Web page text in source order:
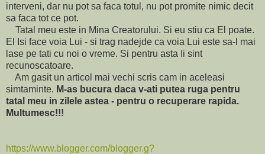
interveni, dar nu pot sa faca totul, nu pot promite nimic decit
sa faca tot ce pot.
Tatal meu este in Mina Creatorului. Si eu stiu ca El poate.
El Isi face voia Lui - si trag nadejde ca voia Lui este sa-l mai
lase pe tati cu noi o vreme. Si pentru asta Ii sint
recunoscatoare.
Am gasit un articol mai vechi scris cam in aceleasi
simtaminte. M-as bucura daca v-ati putea ruga pentru
tatal meu in zilele astea - pentru o recuperare rapida.
Multumesc!!!
https://www.blogger.com/blogger.g?